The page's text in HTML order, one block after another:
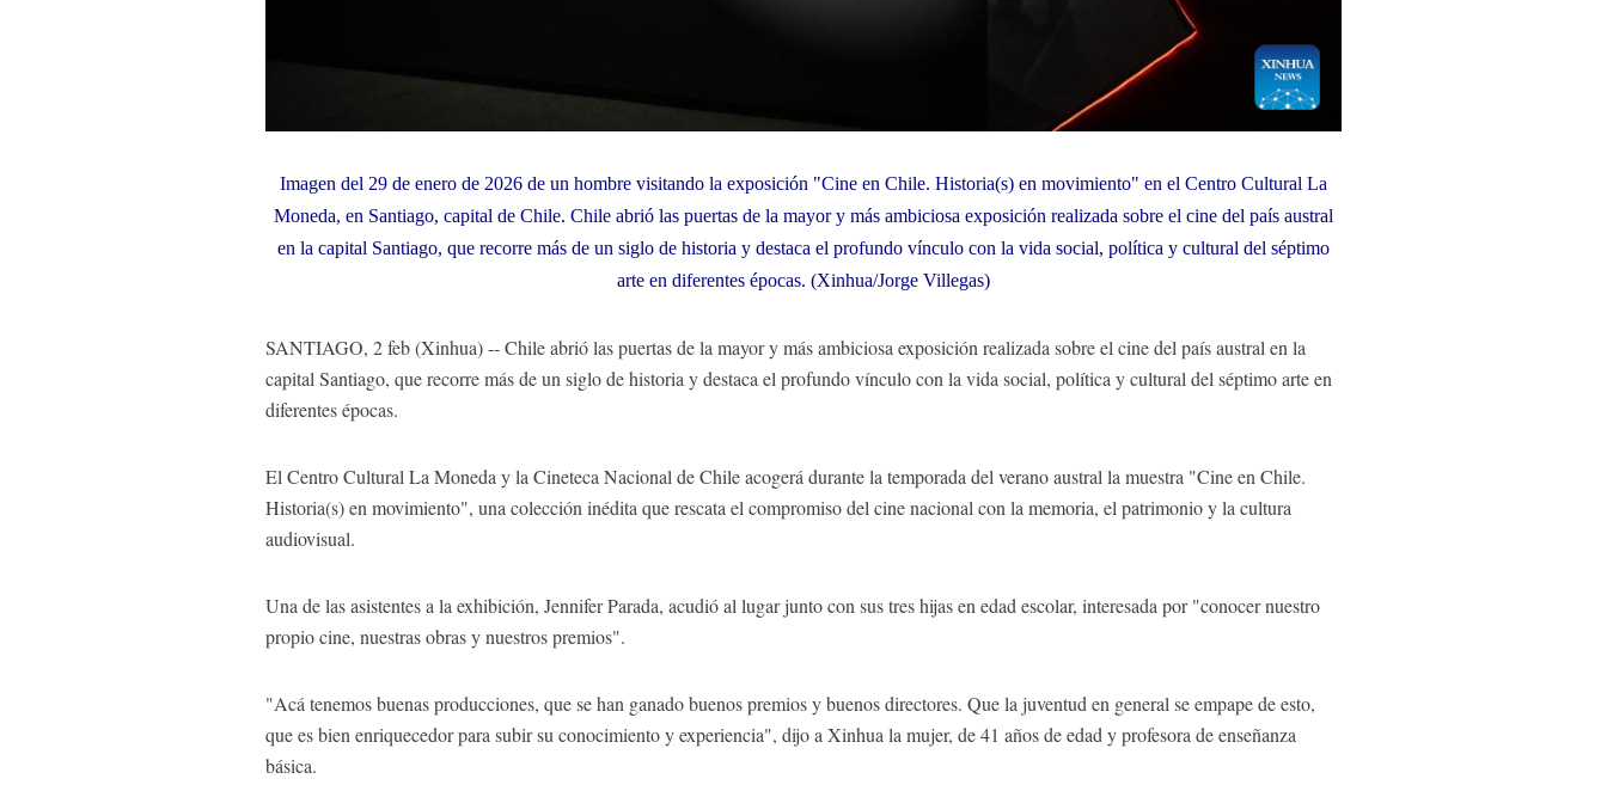
Imagen del 29 de enero de 2026 de un hombre visitando la exposición "Cine en Chile. Historia(s) en movimiento" en el Centro Cultural La
Moneda, en Santiago, capital de Chile. Chile abrió las puertas de la mayor y más ambiciosa exposición realizada sobre el cine del país austral
en la capital Santiago, que recorre más de un siglo de historia y destaca el profundo vínculo con la vida social, política y cultural del séptimo
arte en diferentes épocas. (Xinhua/Jorge Villegas)
SANTIAGO, 2 feb (Xinhua) -- Chile abrió las puertas de la mayor y más ambiciosa exposición realizada sobre el cine del país austral en la
capital Santiago, que recorre más de un siglo de historia y destaca el profundo vínculo con la vida social, política y cultural del séptimo arte en
diferentes épocas.
El Centro Cultural La Moneda y la Cineteca Nacional de Chile acogerá durante la temporada del verano austral la muestra "Cine en Chile.
Historia(s) en movimiento", una colección inédita que rescata el compromiso del cine nacional con la memoria, el patrimonio y la cultura
audiovisual.
Una de las asistentes a la exhibición, Jennifer Parada, acudió al lugar junto con sus tres hijas en edad escolar, interesada por "conocer nuestro
propio cine, nuestras obras y nuestros premios".
"Acá tenemos buenas producciones, que se han ganado buenos premios y buenos directores. Que la juventud en general se empape de esto,
que es bien enriquecedor para subir su conocimiento y experiencia", dijo a Xinhua la mujer, de 41 años de edad y profesora de enseñanza
básica.